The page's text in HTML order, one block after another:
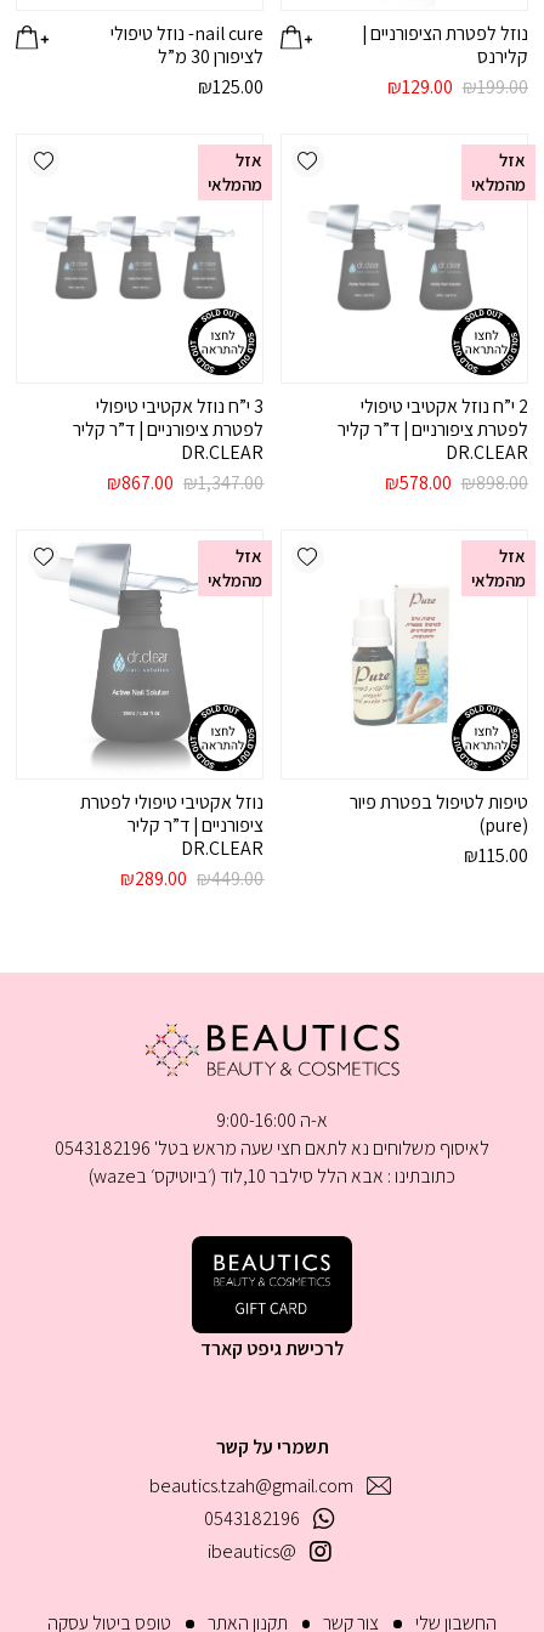
נוזל לפטרת הציפורניים |
קלירנס
₪199.00
המחיר ₪129.00
nail cure- נוזל טיפולי
לציפורן 30 מ”ל
₪125.00
Add wishlist
אזל
מהמלאי
2 י”ח נוזל אקטיבי טיפולי
לפטרת ציפורניים | ד”ר קליר
DR.CLEAR
₪898.00
המחיר
₪578.00
אזל
מהמלאי
3 י”ח נוזל אקטיבי טיפולי
לפטרת ציפורניים | ד”ר קליר
DR.CLEAR
₪1,347.00
המחיר
₪1,347.00.
₪867.00 המחיר
₪867.00.
Add wishlist
אזל
מהמלאי
טיפות לטיפול בפטרת פיור
(pure)
₪115.00
אזל
מהמלאי
נוזל אקטיבי טיפולי לפטרת
ציפורניים | ד”ר קליר
DR.CLEAR
₪449.00
המחיר
₪289.00 המחיר
החשבון שלי צור קשר תקנון האתר טופס ביטול עסקה
תשמרי על קשר
beautics.tzah@gmail.com
0543182196
@ibeautics
א-ה 9:00-16:00
לאיסוף משלוחים נא לתאם חצי שעה מראש בטל' 0543182196
כתובתינו : אבא הלל סילבר 10,לוד (׳ביוטיקס׳ בwaze)
לרכישת גיפט קארד